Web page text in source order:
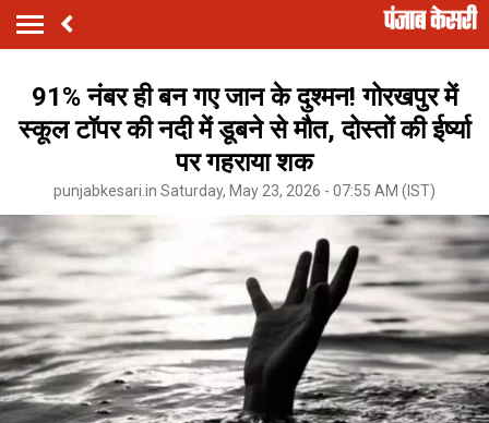
91% नंबर ही बन गए जान के दुश्मन! गोरखपुर में
स्कूल टॉपर की नदी में डूबने से मौत, दोस्तों की ईर्ष्या
पर गहराया शक
punjabkesari.in Saturday, May 23, 2026 - 07:55 AM (IST)